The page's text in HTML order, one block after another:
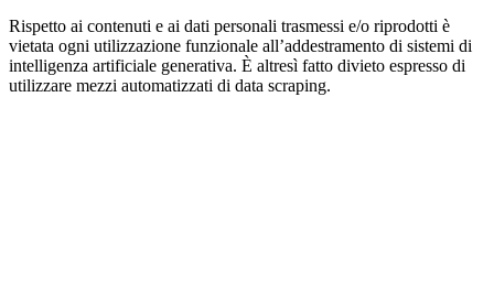
Rispetto ai contenuti e ai dati personali trasmessi e/o riprodotti è
vietata ogni utilizzazione funzionale all’addestramento di sistemi di
intelligenza artificiale generativa. È altresì fatto divieto espresso di
utilizzare mezzi automatizzati di data scraping.